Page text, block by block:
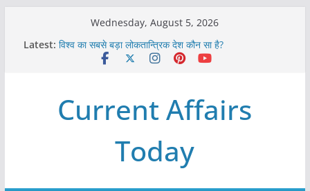
Wednesday, August 5, 2026
Latest: विश्व का सबसे बड़ा लोकतान्त्रिक देश कौन सा है?
Refeeding Syndrome and its Management
विश्व में कितने प्रकार के शासन होते है?
Current Affairs
Today